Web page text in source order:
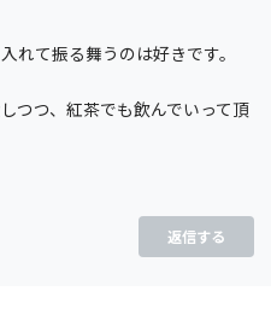
れて振る舞うのは好きです。
つつ、紅茶でも飲んでいって頂
返信する